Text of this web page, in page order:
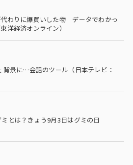
わりに爆買いした物 データでわかっ
洋経済オンライン）
背景に…会話のツール（日本テレビ：
とは？きょう9月3日はグミの日